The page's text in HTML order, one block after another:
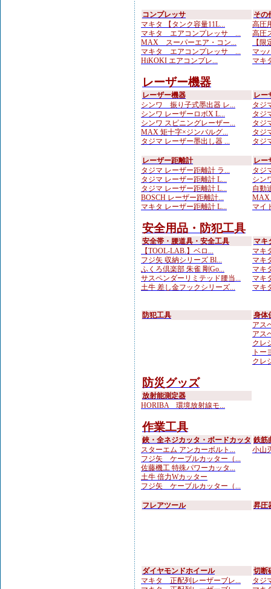
コンプレッサ
マキタ 【タンク容量11L...
マキタ エアコンプレッサ ...
MAX スーパーエア・コン...
マキタ エアコンプレッサ ...
HiKOKI エアコンプレ...
その
高圧
高圧
【
マッ
マキ
レーザー機器
レーザー機器
シンワ 振り子式墨出器 レ...
シンワ レーザーロボX L...
シンワ スピニングレーザー...
MAX 矩十字×ジンバルグ...
タジマ レーザー墨出し器 ...
レー
タジ
タジ
タジ
タジ
タジ
レーザー距離計
タジマ レーザー距離計 ラ...
タジマ レーザー距離計 L...
タジマ レーザー距離計 L...
BOSCH レーザー距離計...
マキタ レーザー距離計 L...
レー
タジ
シン
自動
マイ
安全用品・防犯工具
安全帯・腰道具・安全工具
【TOOL-LAB.】ベロ...
フジ矢 収納シリーズ Bl...
ふくろ倶楽部 朱雀 剛Go...
サスペンダーリミテッド腰当...
土牛 差し金フックシリーズ...
マキ
マキ
マキ
マキ
マキ
マキ
防犯工具
身体
アス
アス
クレ
トー
クレ
防災グッズ
放射能測定器
HORIBA 環境放射線モ...
作業工具
鋏・全ネジカッタ・ボードカッタ
スターエム アンカーボルト...
フジ矢 ケーブルカッター（...
佐藤機工 特殊パワーカッタ...
土牛 倍力Wカッター
フジ矢 ケーブルカッター（...
鉄筋
小山
フレアツール 昇圧
ダイヤモンドホイール
マキタ 正配列レーザーブレ...
切断
タジ